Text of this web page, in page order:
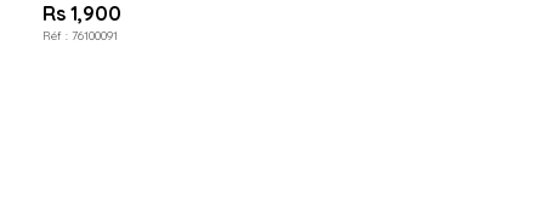
Rs 1,900
Réf : 76100091